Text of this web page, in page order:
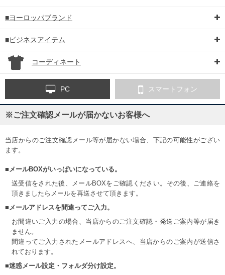
■ヨーロッパブランド
■ビジネスアイテム
コーディネート
PC スマートフォン
※ご注文確認メールが届かないお客様へ
当店からのご注文確認メール等が届かない場合、下記の可能性がござい
ます。
■メールBOXがいっぱいになっている。
送受信をされた後、メールBOXをご確認ください。その後、ご連絡を
頂きましたらメールを再送させて頂きます。
■メールアドレスを間違ってご入力。
お間違いご入力の場合、当店からのご注文確認・発送ご案内等が届き
ません。
間違ってご入力されたメールアドレスへ、当店からのご案内が送信さ
れております。
■迷惑メール設定・フォルダ分け設定。